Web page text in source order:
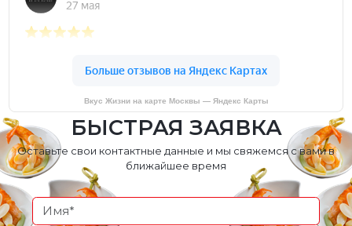
Вкус Жизни на карте Москвы — Яндекс Карты
БЫСТРАЯ ЗАЯВКА
Оставьте свои контактные данные и мы свяжемся с вами в
ближайшее время